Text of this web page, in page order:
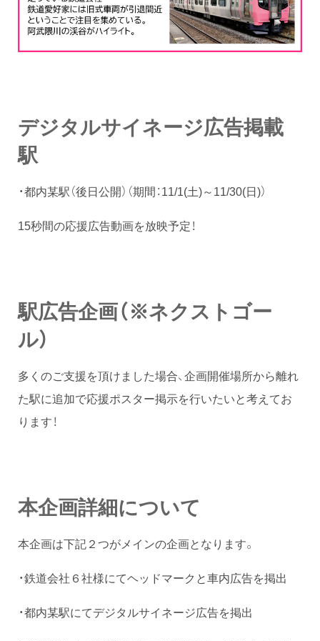
デジタルサイネージ広告掲載
駅
・都内某駅（後日公開）（期間：11/1(土)～11/30(日)）
15秒間の応援広告動画を放映予定！
駅広告企画（※ネクストゴー
ル）
多くのご支援を頂けました場合、企画開催場所から離れ
た駅に追加で応援ポスター掲示を行いたいと考えてお
ります！
本企画詳細について
本企画は下記２つがメインの企画となります。
・鉄道会社６社様にてヘッドマークと車内広告を掲出
・都内某駅にてデジタルサイネージ広告を掲出